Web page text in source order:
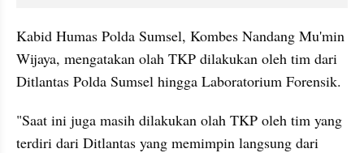
Kabid Humas Polda Sumsel, Kombes Nandang Mu'min
Wijaya, mengatakan olah TKP dilakukan oleh tim dari
Ditlantas Polda Sumsel hingga Laboratorium Forensik.
"Saat ini juga masih dilakukan olah TKP oleh tim yang
terdiri dari Ditlantas yang memimpin langsung dari